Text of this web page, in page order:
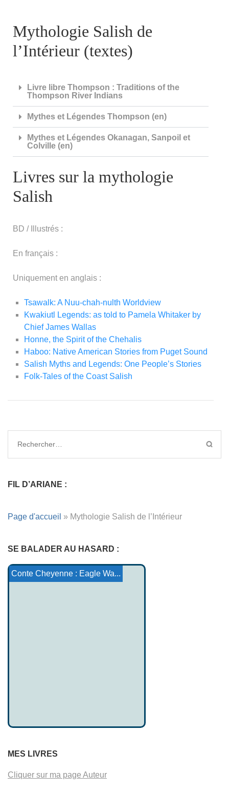
Mythologie Salish de
l’Intérieur (textes)
Livre libre Thompson : Traditions of the
Thompson River Indians
Mythes et Légendes Thompson (en)
Mythes et Légendes Okanagan, Sanpoil et
Colville (en)
Livres sur la mythologie
Salish
BD / Illustrés :
En français :
Uniquement en anglais :
Tsawalk: A Nuu-chah-nulth Worldview
Kwakiutl Legends: as told to Pamela Whitaker by
Chief James Wallas
Honne, the Spirit of the Chehalis
Haboo: Native American Stories from Puget Sound
Salish Myths and Legends: One People’s Stories
Folk-Tales of the Coast Salish
FIL D’ARIANE :
Page d'accueil » Mythologie Salish de l’Intérieur
SE BALADER AU HASARD :
Dieux de 3ème générati...
Mythologie Ossète
Canu Heledd
Mythologie Punique - Phé...
Mythologie Ibérique
Le Dit des Rois d'Écosse
Conte Cheyenne : Eagle Wa...
MES LIVRES
Cliquer sur ma page Auteur